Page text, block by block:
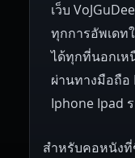
1938 1937
Czech Republic
เว็บ
ทุกการอัพเด
ได้ทุกที่นอกเห
ผ่านทางมือถือ
Iphone Ipad
สำหรับคอหนัง